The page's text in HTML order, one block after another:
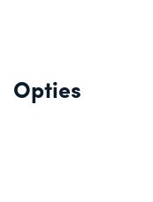
Opties